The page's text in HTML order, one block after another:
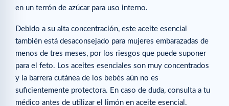
en un terrón de azúcar para uso interno.
Debido a su alta concentración, este aceite esencial
también está desaconsejado para mujeres embarazadas de
menos de tres meses, por los riesgos que puede suponer
para el feto. Los aceites esenciales son muy concentrados
y la barrera cutánea de los bebés aún no es
suficientemente protectora. En caso de duda, consulta a tu
médico antes de utilizar el limón en aceite esencial.